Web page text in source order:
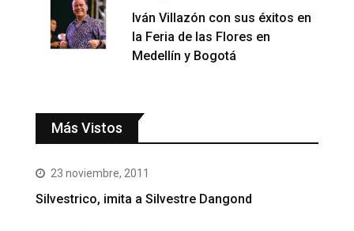
Iván Villazón con sus éxitos en
la Feria de las Flores en
Medellín y Bogotá
Más Vistos
23 noviembre, 2011
Silvestrico, imita a Silvestre Dangond